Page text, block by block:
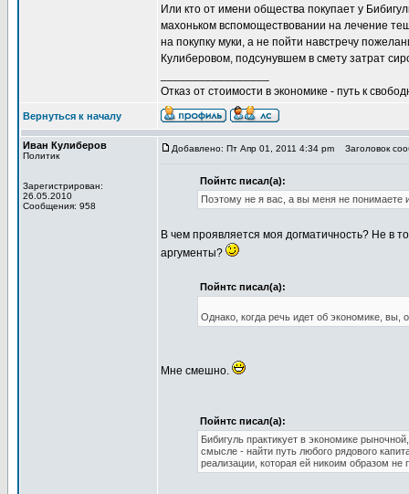
Или кто от имени общества покупает у
махоньком вспомоществовании на лечение
на покупку муки, а не пойти навстречу
Кулиберовом, подсунувшем в смету затрат
Отказ от стоимости в экономике - путь к
Вернуться к началу
Иван Кулиберов
Политик
Зарегистрирован:
26.05.2010
Сообщения: 958
Добавлено: Пт Апр 01, 2011 4:34 pm Заголовок
Пойнтс писал(а):
Поэтому не я вас, а вы меня не понимаете
В чем проявляется моя догматичность? Не в
аргументы?
Пойнтс писал(а):
Однако, когда речь идет об экономике, вы,
Мне смешно.
Пойнтс писал(а):
Бибигуль практикует в экономике
смысле - найти путь любого рядового
реализации, которая ей никоим образом не